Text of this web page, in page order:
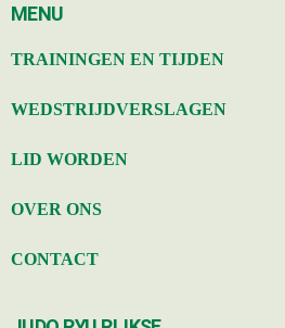
MENU
TRAININGEN EN TIJDEN
WEDSTRIJDVERSLAGEN
LID WORDEN
OVER ONS
CONTACT